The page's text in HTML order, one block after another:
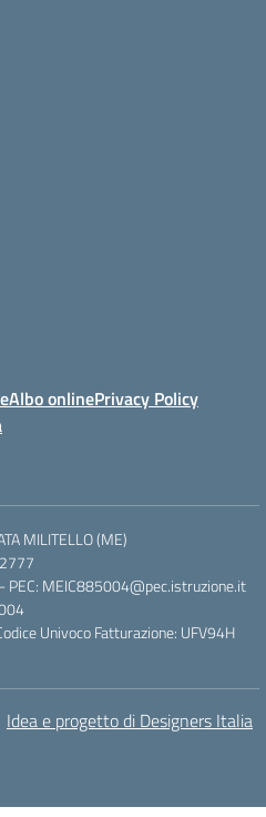
Albo onlinePrivacy Policy
MILITELLO (ME)
MEIC885004@pec.istruzione.it
Univoco Fatturazione: UFV94H
Idea e progetto di Designers Italia